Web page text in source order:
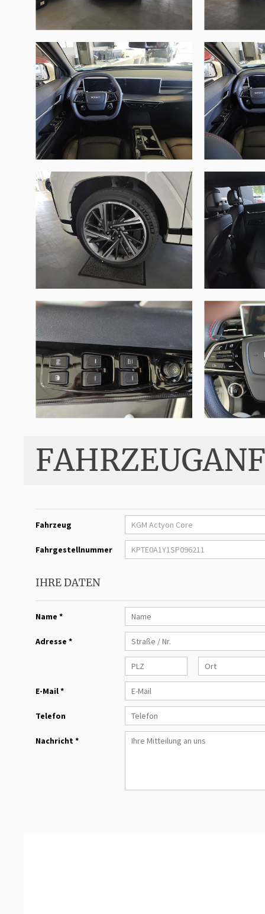
Fahrzeug
Fahrgestellnummer
IHRE DATEN
Name *
Adresse *
E-Mail *
Telefon
Nachricht *